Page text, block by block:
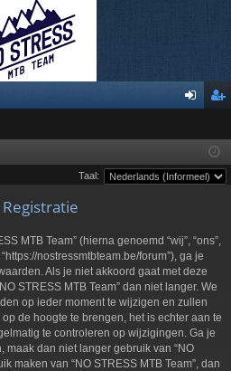
el
ist
re
Taal:
Registratie
MTB Team” (hierna genoemd “wij”, “ons”,
nostressmtbteam.be/forum”), ga je
Als je niet akkoord gaat met deze
STRESS MTB Team” dan niet langer. We
op ieder moment te wijzigen en zullen
de hoogte te brengen, het is echter aan te
te controleren op wijzigingen. Ga je
dan niet langer gebruik van “NO
maken van “NO STRESS MTB Team”, dan